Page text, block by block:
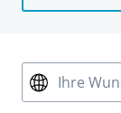
Ihre